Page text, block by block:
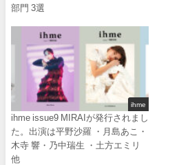
部門 3選
ihme
ihme issue9 MIRAIが発行されまし
た。出演は平野沙羅 ・月島あこ・
木寺 響・乃中瑞生 ・土方エミリ
他